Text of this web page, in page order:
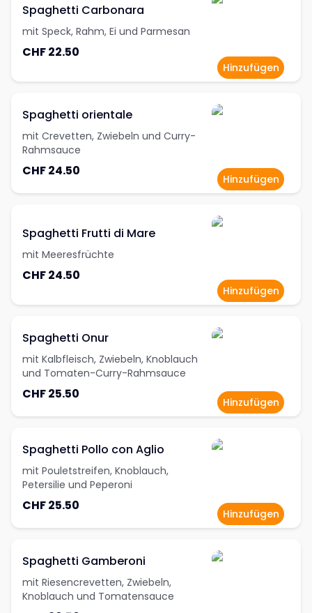
Spaghetti Carbonara
mit Speck, Rahm, Ei und Parmesan
CHF 22.50
Hinzufügen
Spaghetti orientale
mit Crevetten, Zwiebeln und Curry-
Rahmsauce
CHF 24.50
Hinzufügen
Spaghetti Frutti di Mare
mit Meeresfrüchte
CHF 24.50
Hinzufügen
Spaghetti Onur
mit Kalbfleisch, Zwiebeln, Knoblauch
und Tomaten-Curry-Rahmsauce
CHF 25.50
Hinzufügen
Spaghetti Pollo con Aglio
mit Pouletstreifen, Knoblauch,
Petersilie und Peperoni
CHF 25.50
Hinzufügen
Spaghetti Gamberoni
mit Riesencrevetten, Zwiebeln,
Knoblauch und Tomatensauce